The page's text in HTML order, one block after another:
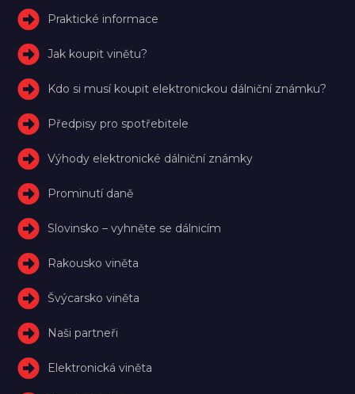
Praktické informace
Jak koupit vinětu?
Kdo si musí koupit elektronickou dálniční známku?
Předpisy pro spotřebitele
Výhody elektronické dálniční známky
Prominutí daně
Slovinsko – vyhněte se dálnicím
Rakousko viněta
Švýcarsko viněta
Naši partneři
Elektronická viněta